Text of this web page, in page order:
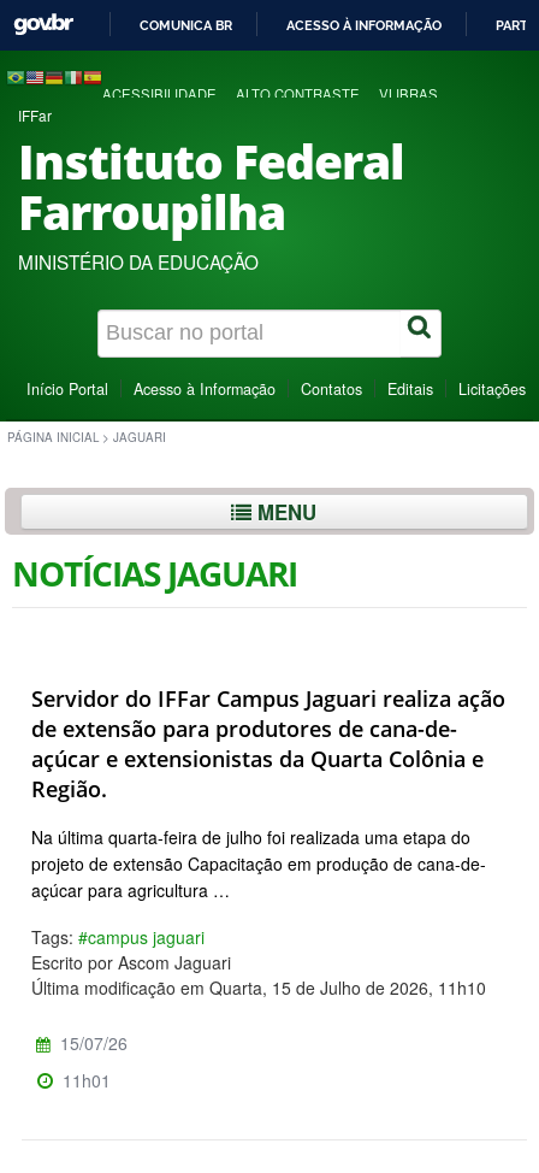
COMUNICA BR ACESSO À INFORMAÇÃO
ACESSIBILIDADE ALTO CONTRASTE VLIBRAS
IFFar
Instituto Federal
Farroupilha
MINISTÉRIO DA EDUCAÇÃO
Início Portal Acesso à Informação Contatos Editais Licitações
PÁGINA INICIAL > JAGUARI
MENU
NOTÍCIAS JAGUARI
Servidor do IFFar Campus Jaguari realiza ação
de extensão para produtores de cana-de-
açúcar e extensionistas da Quarta Colônia e
Região.
Na última quarta-feira de julho foi realizada uma etapa do
projeto de extensão Capacitação em produção de cana-de-
açúcar para agricultura …
Tags: #campus jaguari
Escrito por Ascom Jaguari
Última modificação em Quarta, 15 de Julho de 2026, 11h10
15/07/26
11h01